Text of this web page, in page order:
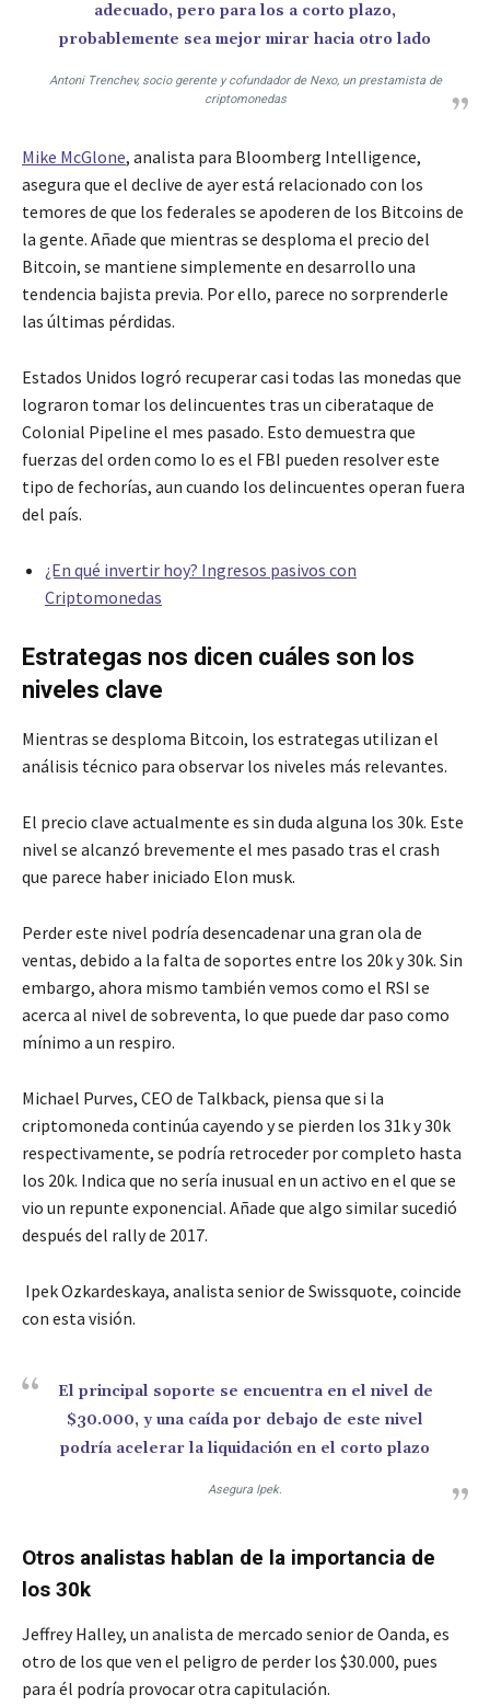
adecuado, pero para los a corto plazo,
probablemente sea mejor mirar hacia otro lado
Antoni Trenchev, socio gerente y cofundador de Nexo, un prestamista de
criptomonedas
Mike McGlone, analista para Bloomberg Intelligence,
asegura que el declive de ayer está relacionado con los
temores de que los federales se apoderen de los Bitcoins de
la gente. Añade que mientras se desploma el precio del
Bitcoin, se mantiene simplemente en desarrollo una
tendencia bajista previa. Por ello, parece no sorprenderle
las últimas pérdidas.
Estados Unidos logró recuperar casi todas las monedas que
lograron tomar los delincuentes tras un ciberataque de
Colonial Pipeline el mes pasado. Esto demuestra que
fuerzas del orden como lo es el FBI pueden resolver este
tipo de fechorías, aun cuando los delincuentes operan fuera
del país.
¿En qué invertir hoy? Ingresos pasivos con
Criptomonedas
Estrategas nos dicen cuáles son los
niveles clave
Mientras se desploma Bitcoin, los estrategas utilizan el
análisis técnico para observar los niveles más relevantes.
El precio clave actualmente es sin duda alguna los 30k. Este
nivel se alcanzó brevemente el mes pasado tras el crash
que parece haber iniciado Elon musk.
Perder este nivel podría desencadenar una gran ola de
ventas, debido a la falta de soportes entre los 20k y 30k. Sin
embargo, ahora mismo también vemos como el RSI se
acerca al nivel de sobreventa, lo que puede dar paso como
mínimo a un respiro.
Michael Purves, CEO de Talkback, piensa que si la
criptomoneda continúa cayendo y se pierden los 31k y 30k
respectivamente, se podría retroceder por completo hasta
los 20k. Indica que no sería inusual en un activo en el que se
vio un repunte exponencial. Añade que algo similar sucedió
después del rally de 2017.
Ipek Ozkardeskaya, analista senior de Swissquote, coincide
con esta visión.
El principal soporte se encuentra en el nivel de
$30.000, y una caída por debajo de este nivel
podría acelerar la liquidación en el corto plazo
Asegura Ipek.
Otros analistas hablan de la importancia de
los 30k
Jeffrey Halley, un analista de mercado senior de Oanda, es
otro de los que ven el peligro de perder los $30.000, pues
para él podría provocar otra capitulación.